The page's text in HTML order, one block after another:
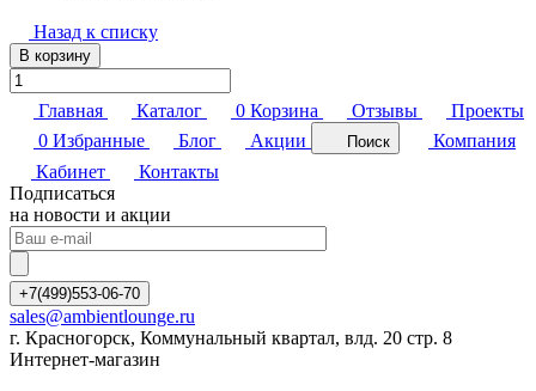
Назад к списку
В корзину
Главная Каталог 0 Корзина Отзывы
Проекты
0 Избранные Блог Акции Поиск
Компания
Кабинет
Контакты
Подписаться
на новости и акции
+7(499)553-06-70
sales@ambientlounge.ru
г. Красногорск, Коммунальный квартал, влд. 20 стр. 8
Интернет-магазин